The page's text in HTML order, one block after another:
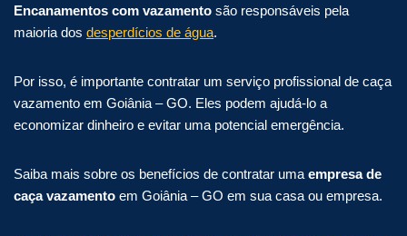
Encanamentos com vazamento são responsáveis ​​pela
maioria dos desperdícios de água.
Por isso, é importante contratar um serviço profissional de caça
vazamento em Goiânia – GO. Eles podem ajudá-lo a
economizar dinheiro e evitar uma potencial emergência.
Saiba mais sobre os benefícios de contratar uma empresa de
caça vazamento em Goiânia – GO em sua casa ou empresa.